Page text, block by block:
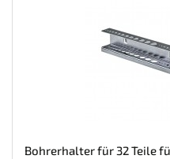
Bohrerhalter für 32 Teile